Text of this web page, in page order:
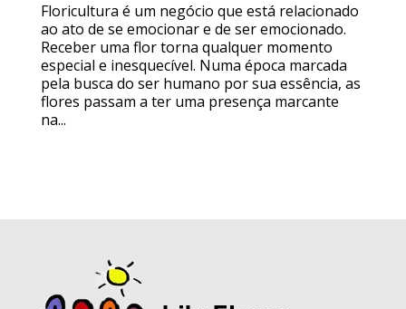
Floricultura é um negócio que está relacionado
ao ato de se emocionar e de ser emocionado.
Receber uma flor torna qualquer momento
especial e inesquecível. Numa época marcada
pela busca do ser humano por sua essência, as
flores passam a ter uma presença marcante
na...